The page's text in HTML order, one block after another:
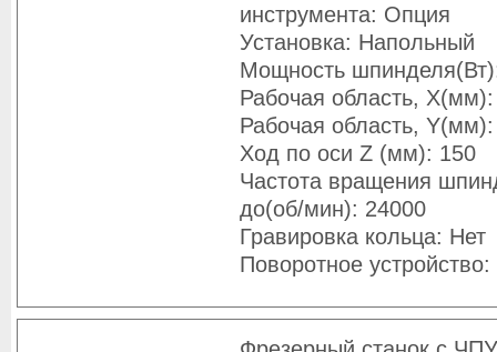
инструмента: Опция
Установка: Напольный
Мощность
Рабочая область,
Рабочая область,
Ход по оси Z (мм): 150
Частота вращения
до(об/мин): 24000
Гравировка кольца: Нет
Поворотное